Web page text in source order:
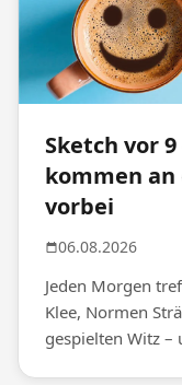
Sketch vor
kommen
vorbei
06.08.2026
Jeden Morgen
Klee, Normen
gespielten Witz –